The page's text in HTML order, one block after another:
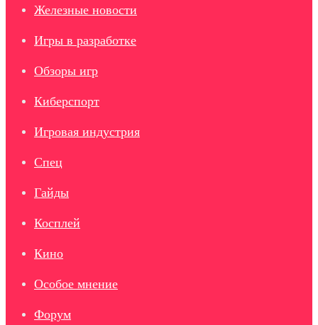
Железные новости
Игры в разработке
Обзоры игр
Киберспорт
Игровая индустрия
Спец
Гайды
Косплей
Кино
Особое мнение
Форум